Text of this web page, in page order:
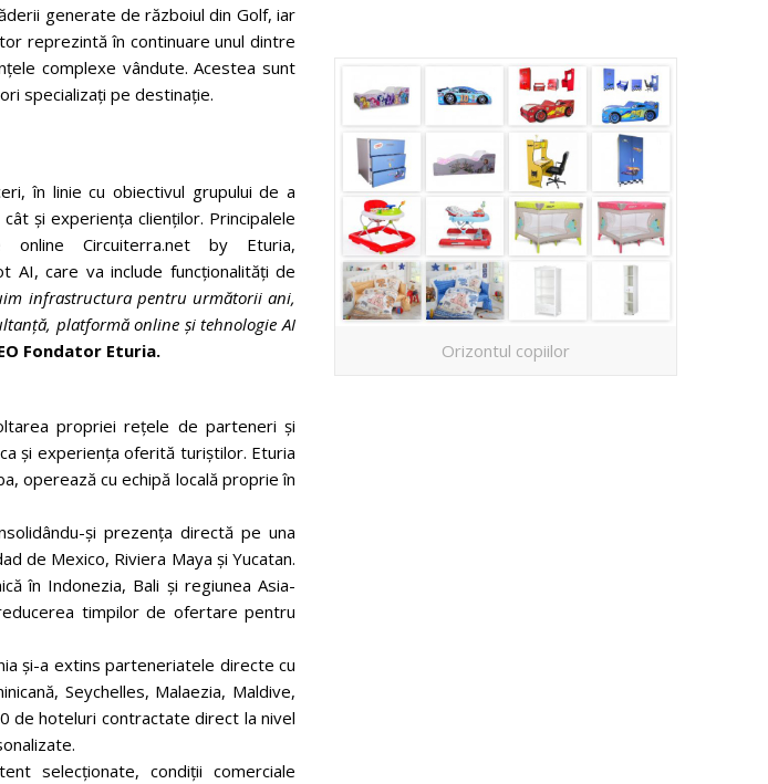
generate de războiul din Golf, iar
reprezintă în continuare unul dintre
complexe vândute. Acestea sunt
specializați pe destinație.
în linie cu obiectivul grupului de a
și experiența clienților. Principalele
Circuiterra.net by Eturia,
AI, care va include funcționalități de
infrastructura pentru următorii ani,
platformă online şi tehnologie AI
Fondator Eturia.
propriei rețele de parteneri și
și experiența oferită turiștilor. Eturia
operează cu echipă locală proprie în
și prezența directă pe una
de Mexico, Riviera Maya și Yucatan.
în Indonezia, Bali și regiunea Asia-
timpilor de ofertare pentru
și-a extins parteneriatele directe cu
Seychelles, Malaezia, Maldive,
de hoteluri contractate direct la nivel
selecționate, condiții comerciale
Orizontul copiilor